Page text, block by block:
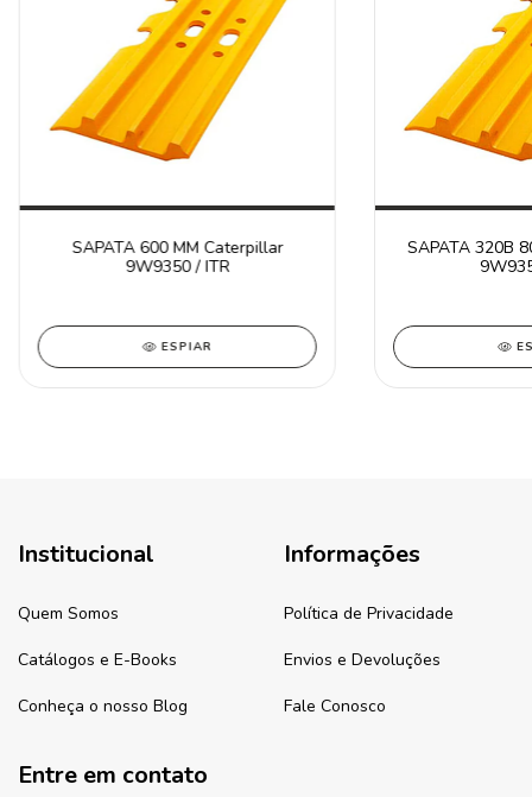
SAPATA 600 MM Caterpillar
9W9350 / ITR
ESPIAR
SAPATA 320B
Institucional
Quem Somos
Catálogos e E-Books
Conheça o nosso Blog
Informações
Política de Privacidade
Envios e Devoluções
Fale Conosco
Entre em contato